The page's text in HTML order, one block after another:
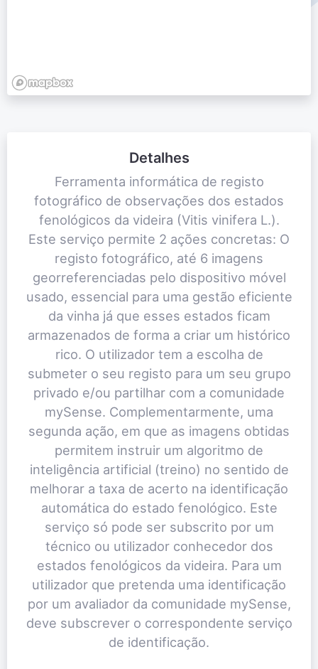
Detalhes
Ferramenta informática de registo
fotográfico de observações dos estados
fenológicos da videira (Vitis vinifera L.).
Este serviço permite 2 ações concretas: O
registo fotográfico, até 6 imagens
georreferenciadas pelo dispositivo móvel
usado, essencial para uma gestão eficiente
da vinha já que esses estados ficam
armazenados de forma a criar um histórico
rico. O utilizador tem a escolha de
submeter o seu registo para um seu grupo
privado e/ou partilhar com a comunidade
mySense. Complementarmente, uma
segunda ação, em que as imagens obtidas
permitem instruir um algoritmo de
inteligência artificial (treino) no sentido de
melhorar a taxa de acerto na identificação
automática do estado fenológico. Este
serviço só pode ser subscrito por um
técnico ou utilizador conhecedor dos
estados fenológicos da videira. Para um
utilizador que pretenda uma identificação
por um avaliador da comunidade mySense,
deve subscrever o correspondente serviço
de identificação.